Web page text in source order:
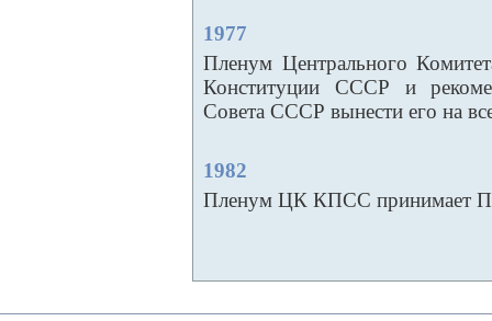
1977
Пленум Центрального
Конституции СССР и
Совета СССР вынести его на
1982
Пленум ЦК КПСС принимает